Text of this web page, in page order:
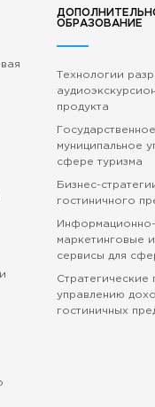
ОБРАЗОВАНИЕ
Технологии
продукта
муниципальное
сфере туризма
Бизнес-
гостиничного
Информационно-
маркетинговые
сервисы для
Стратегические
управлению
гостиничных